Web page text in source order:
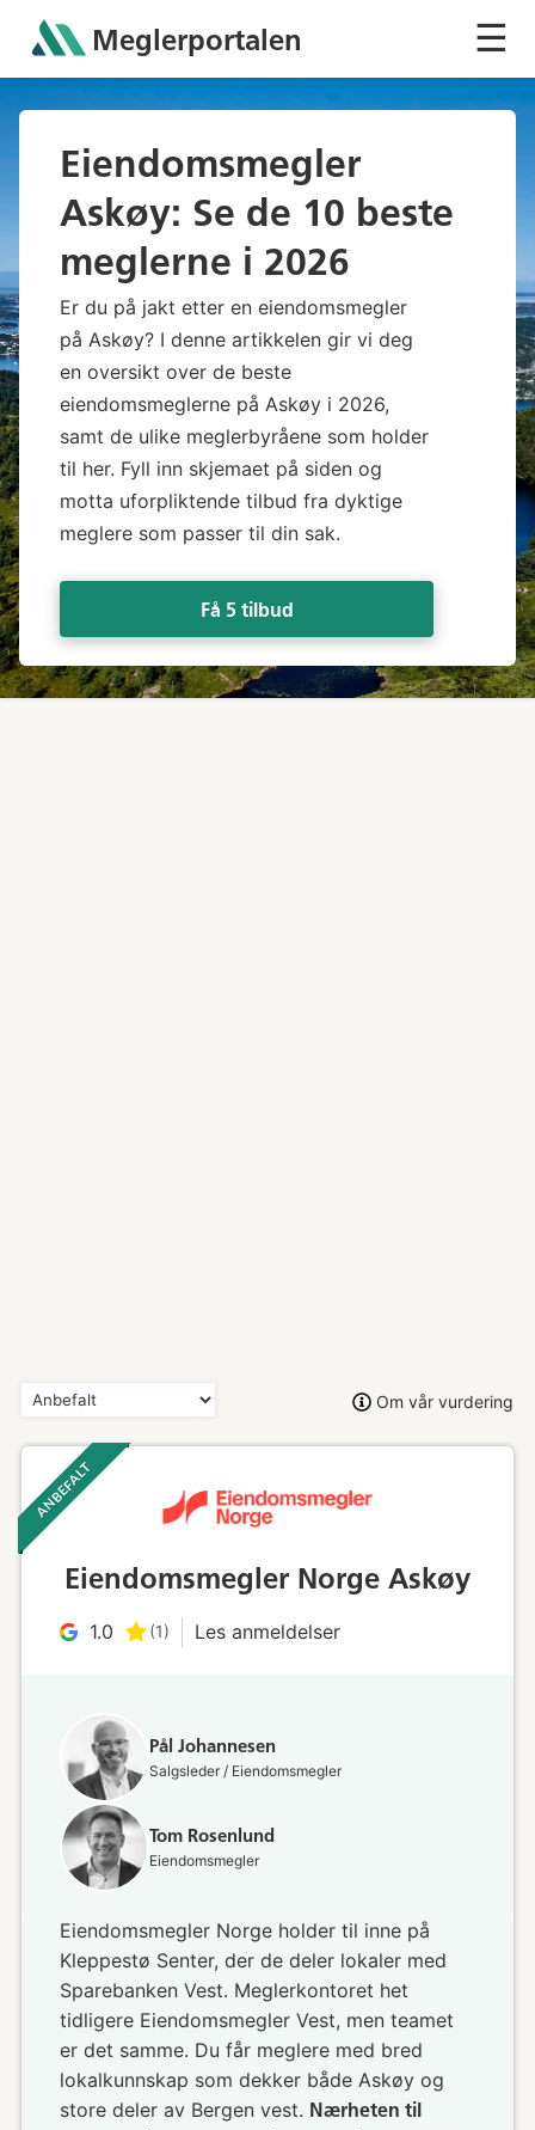
Meglerportalen ☰
Eiendomsmegler
Askøy: Se de 10 beste
meglerne i 2026
Er du på jakt etter en eiendomsmegler
på Askøy? I denne artikkelen gir vi deg
en oversikt over de beste
eiendomsmeglerne på Askøy i 2026,
samt de ulike meglerbyråene som holder
til her. Fyll inn skjemaet på siden og
motta uforpliktende tilbud fra dyktige
meglere som passer til din sak.
Få 5 tilbud
Om vår vurdering
ANBEFALT ‎ ‎ ‎
Eiendomsmegler Norge Askøy
1.0 (1) Les anmeldelser
Pål Johannesen
Salgsleder / Eiendomsmegler
Tom Rosenlund
Eiendomsmegler
Eiendomsmegler Norge holder til inne på
Kleppestø Senter, der de deler lokaler med
Sparebanken Vest. Meglerkontoret het
tidligere Eiendomsmegler Vest, men teamet
er det samme. Du får meglere med bred
lokalkunnskap som dekker både Askøy og
store deler av Bergen vest. Nærheten til